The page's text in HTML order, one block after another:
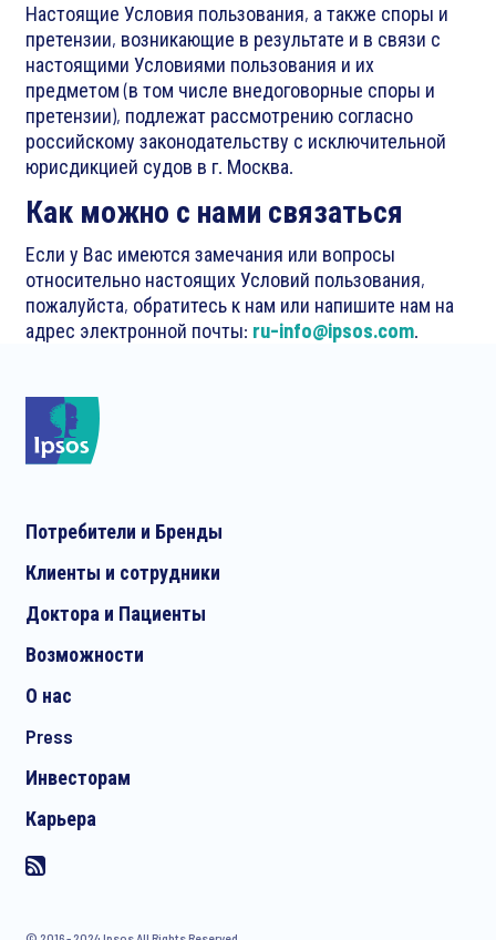
Настоящие Условия пользования, а также споры и
претензии, возникающие в результате и в связи с
настоящими Условиями пользования и их
предметом (в том числе внедоговорные споры и
претензии), подлежат рассмотрению согласно
российскому законодательству с исключительной
юрисдикцией судов в г. Москва.
Как можно с нами связаться
Если у Вас имеются замечания или вопросы
относительно настоящих Условий пользования,
пожалуйста, обратитесь к нам или напишите нам на
адрес электронной почты: ru-info@ipsos.com.
Потребители и Бренды
Клиенты и сотрудники
Доктора и Пациенты
Возможности
О нас
Press
Инвесторам
Карьера